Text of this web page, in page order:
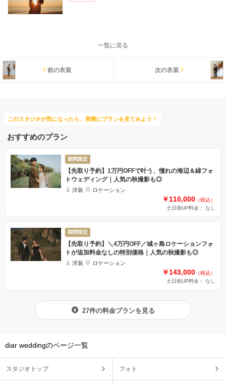
一覧に戻る
前の衣装 次の衣装
このスタジオが気になったら、実際にプランを見てみよう！
おすすめのプラン
期間限定
【先取り予約】1万円OFFで叶う、憧れの海辺＆緑フォ
トウェディング｜人気の秋撮影も◎
洋装 ロケーション
￥110,000 （税込）
土日祝UP料金： なし
期間限定
【先取り予約】＼4万円OFF／城ヶ島ロケーションフォ
トが追加料金なしの特別価格｜人気の秋撮影も◎
洋装 ロケーション
￥143,000 （税込）
土日祝UP料金： なし
27件の料金プランを見る
diar weddingのページ一覧
スタジオトップ フォト